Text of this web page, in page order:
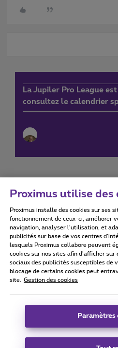
La Jupiler Pro League
consultez le calendrier
Conditions d'utilisation
Tous droits réservés. © 2026
Conditions générales, info
Coordonnées de l’entreprise
Boulevard du Roi Albert II 27 - B-
Proximus utilise des
Proximus installe des cookies sur ses
fonctionnement de ceux-ci, améliorer
navigation, analyser l’utilisation, et
publicités sur base de vos centres
lesquels Proximus collabore peuvent
cookies sur nos sites afin d’afficher
sociaux des publicités susceptibles de
blocage de certains cookies peut
site.
Gestion des cookies
Paramètres